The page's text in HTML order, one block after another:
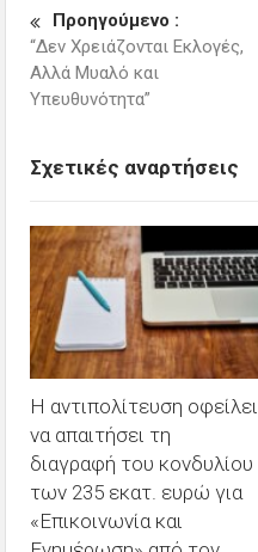
Προηγούμενο :
“Δεν Χρειάζονται Εκλογές,
Αλλά Μυαλό και
Υπευθυνότητα”
Σχετικές αναρτήσεις
Η αντιπολίτευση οφείλει
να απαιτήσει τη
διαγραφή του κονδυλίου
των 235 εκατ. ευρώ για
«Επικοινωνία και